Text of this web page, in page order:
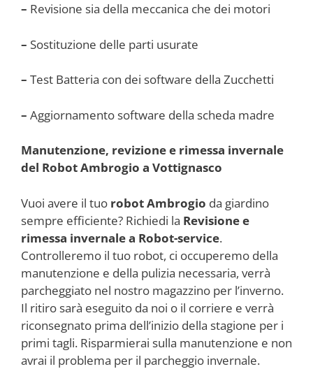
– Revisione sia della meccanica che dei motori
– Sostituzione delle parti usurate
– Test Batteria con dei software della Zucchetti
– Aggiornamento software della scheda madre
Manutenzione, revizione e rimessa invernale
del Robot Ambrogio a Vottignasco
Vuoi avere il tuo robot Ambrogio da giardino
sempre efficiente? Richiedi la Revisione e
rimessa invernale a Robot-service.
Controlleremo il tuo robot, ci occuperemo della
manutenzione e della pulizia necessaria, verrà
parcheggiato nel nostro magazzino per l’inverno.
Il ritiro sarà eseguito da noi o il corriere e verrà
riconsegnato prima dell’inizio della stagione per i
primi tagli. Risparmierai sulla manutenzione e non
avrai il problema per il parcheggio invernale.